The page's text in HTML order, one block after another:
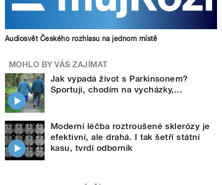
Audiosvět Českého rozhlasu na jednom místě
MOHLO BY VÁS ZAJÍMAT
Jak vypadá život s Parkinsonem?
Sportuji, chodím na vycházky,...
Moderní léčba roztroušené sklerózy je
efektivní, ale drahá. I tak šetří státní
kasu, tvrdí odborník